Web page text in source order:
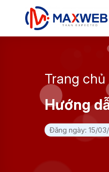
Trang chủ
Hướng
Đăng ngày: 15/